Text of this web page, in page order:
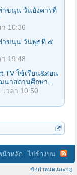
าขนุน วันอังคารที่
า 10:36
าขนุน วันพุธที่ ๕
า 19:48
TV ใช้เรียน&สอน
าสถานศึกษา...
เวลา 10:50
น้าหลัก ไปข้างบน
ข้อกำหนดและกฎ